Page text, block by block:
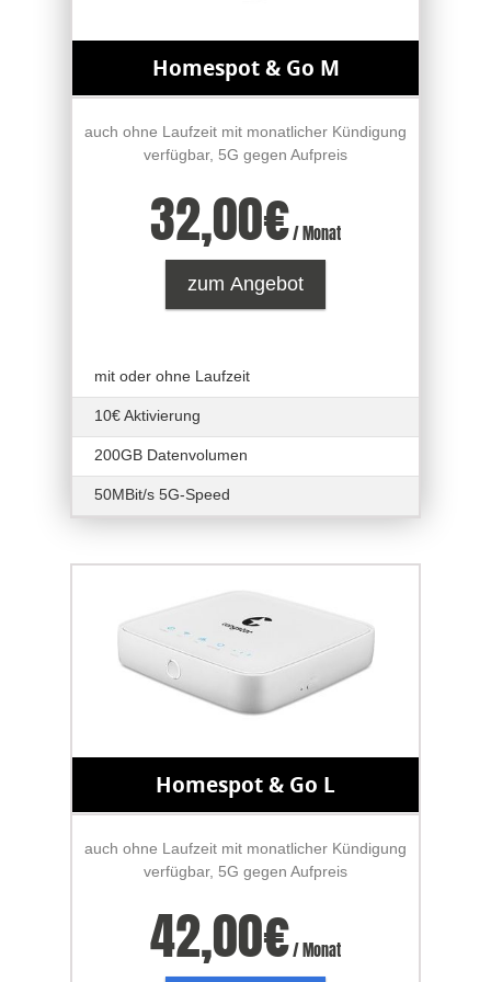
Homespot & Go M
auch ohne Laufzeit mit monatlicher Kündigung
verfügbar, 5G gegen Aufpreis
32,00€/ Monat
zum Angebot
mit oder ohne Laufzeit
10€ Aktivierung
200GB Datenvolumen
50MBit/s 5G-Speed
Homespot & Go L
auch ohne Laufzeit mit monatlicher Kündigung
verfügbar, 5G gegen Aufpreis
42,00€/ Monat